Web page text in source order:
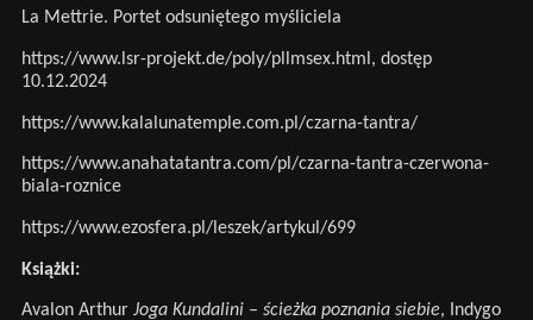
La Mettrie. Portet odsuniętego myśliciela
https://www.lsr-projekt.de/poly/pllmsex.html , dostęp
10.12.2024
https://www.kalalunatemple.com.pl/czarna-tantra/
https://www.anahatatantra.com/pl/czarna-tantra-czerwona-
biala-roznice
https://www.ezosfera.pl/leszek/artykul/699
Książki:
Avalon Arthur Joga Kundalini – ścieżka poznania siebie, Indygo